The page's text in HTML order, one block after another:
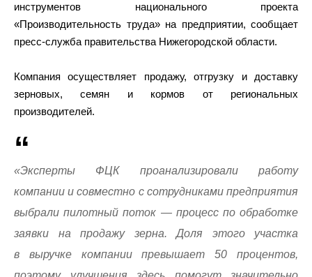
инструментов национального проекта
«Производительность труда» на предприятии, сообщает
пресс-служба правительства Нижегородской области.
Компания осуществляет продажу, отгрузку и доставку
зерновых, семян и кормов от региональных
производителей.
«Эксперты ФЦК проанализировали работу
компании и совместно с сотрудниками предприятия
выбрали пилотный поток — процесс по обработке
заявки на продажу зерна. Доля этого участка
в выручке компании превышает 50 процентов,